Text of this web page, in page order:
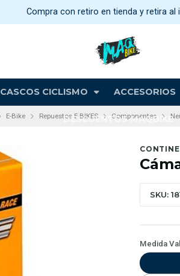
CASCOS CICLISMO ACCESORIOS
DESCUENTOS MAQBIKE
Compra con retiro en tienda y retira al
E-Bike Repuestos E-BIKES Componentes
SKU:
Medida